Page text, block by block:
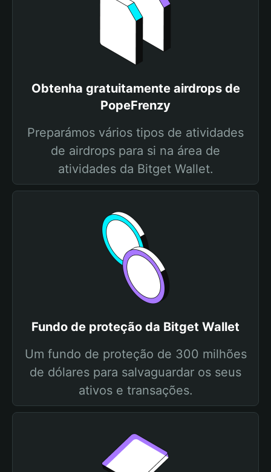
Obtenha gratuitamente airdrops de
PopeFrenzy
Preparámos vários tipos de atividades
de airdrops para si na área de
atividades da Bitget Wallet.
Fundo de proteção da Bitget Wallet
Um fundo de proteção de 300 milhões
de dólares para salvaguardar os seus
ativos e transações.